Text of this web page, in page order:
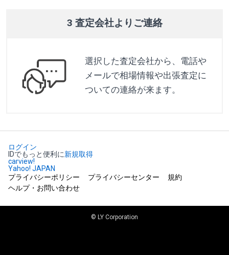
3 査定会社よりご連絡
選択した査定会社から、電話や
メールで相場情報や出張査定に
ついての連絡が来ます。
ログイン
IDでもっと便利に新規取得
carview!
Yahoo! JAPAN
プライバシーポリシー
プライバシーセンター
規約
ヘルプ・お問い合わせ
© LY Corporation